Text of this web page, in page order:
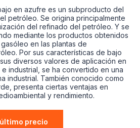
en azufre es un subproducto del
petróleo. Se origina principalmente
del refinado del petróleo. Y se
mediante los productos obtenidos
en las plantas de
Por sus características de bajo
diversos valores de aplicación en
industrial, se ha convertido en una
industrial. También conocido como
presenta ciertas ventajas en
y rendimiento.
precio